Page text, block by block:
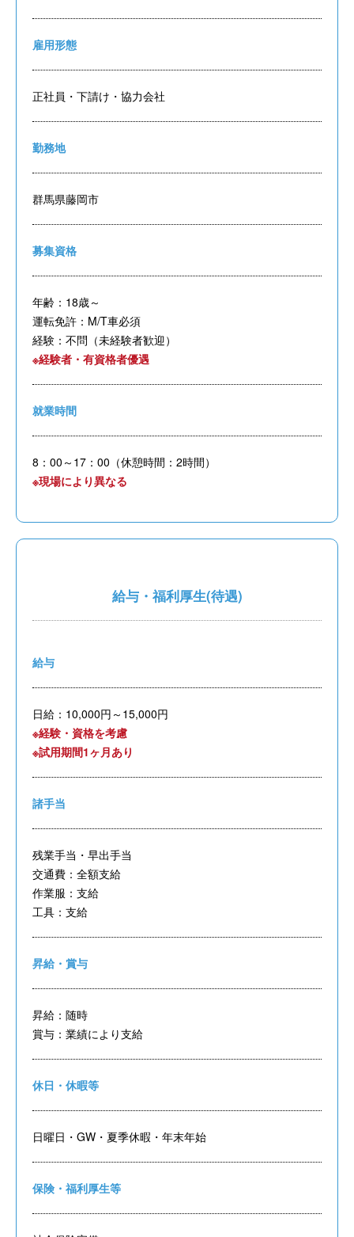
雇用形態
正社員・下請け・協力会社
勤務地
群馬県藤岡市
募集資格
年齢：18歳～
運転免許：M/T車必須
経験：不問（未経験者歓迎）
※経験者・有資格者優遇
就業時間
8：00～17：00（休憩時間：2時間）
※現場により異なる
給与・福利厚生(待遇)
給与
日給：10,000円～15,000円
※経験・資格を考慮
※試用期間1ヶ月あり
諸手当
残業手当・早出手当
交通費：全額支給
作業服：支給
工具：支給
昇給・賞与
昇給：随時
賞与：業績により支給
休日・休暇等
日曜日・GW・夏季休暇・年末年始
保険・福利厚生等